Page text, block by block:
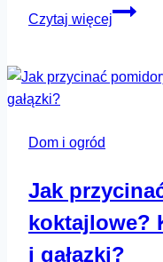
Czytaj więcej
Jak
Dom i ogród
Jak
koktajlowe?
i gałązki?